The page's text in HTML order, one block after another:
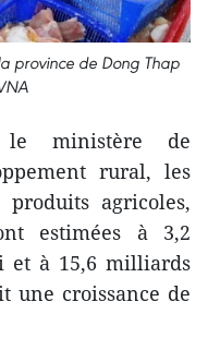
province de Dong Thap
ministère de
rural, les
agricoles,
estimées à 3,2
et à 15,6 milliards
une croissance de